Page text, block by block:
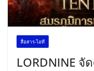
สื่อสาร-ไอที
LORDNINE จั